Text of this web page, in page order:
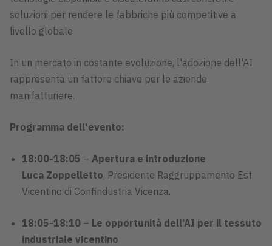
soluzioni per rendere le fabbriche più competitive a
livello globale​
In un mercato in costante evoluzione, l'adozione dell'AI
rappresenta un fattore chiave per le aziende
manifatturiere.
Programma dell'evento:
18:00-18:05 – Apertura e introduzione
Luca Zoppelletto, Presidente Raggruppamento Est
Vicentino di Confindustria Vicenza.
18:05-18:10 – Le opportunità dell’AI per il tessuto
industriale vicentino